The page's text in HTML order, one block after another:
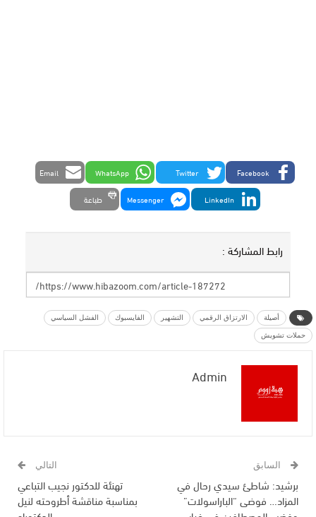
Facebook
Twitter
WhatsApp
Email
LinkedIn
Messenger طباعة
رابط المشاركة :
أصيلة الارتزاق الرقمي التشهير الفايسبوك الفشل السياسي
حملات تشويش
Admin
السابق
برشيد: شاطئ سيدي رحال في
المزاد… فوضى “الباراسولات”
التالي
تهنئة للدكتور نجيب التباعي
بمناسبة مناقشة أطروحته لنيل